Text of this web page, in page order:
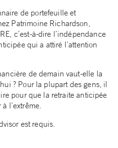
de portefeuille et
Patrimoine Richardson,
c’est-à-dire l’indépendance
qui a attiré l’attention
de demain vaut-elle la
? Pour la plupart des gens, il
pour que la retraite anticipée
l’extrême.
est requis.